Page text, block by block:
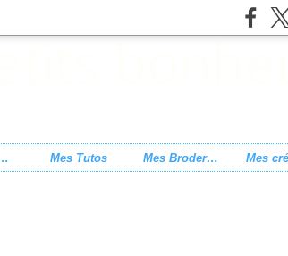
point de croix Mes Tutos Mes Broderies